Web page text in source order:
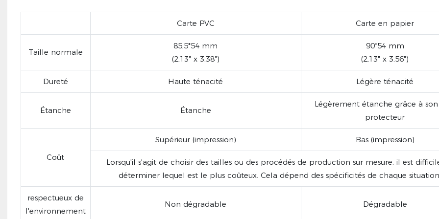
Carte PVC Carte en papier
Taille normale
85,5*54 mm
(2,13″ x 3,38″)
90*54 mm
(2,13″ x 3,56″)
Dureté Haute ténacité Légère ténacité
Étanche Étanche
Légèrement étanche grâce à
protecteur
Coût
Supérieur (impression) Bas (impression)
Lorsqu'il s'agit de choisir des tailles ou des procédés de production sur mesure, il est
déterminer lequel est le plus coûteux. Cela dépend des spécificités de chaque
respectueux de
l'environnement
Non dégradable Dégradable